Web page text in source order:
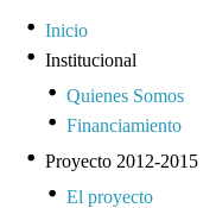
Inicio
Institucional
Quienes Somos
Financiamiento
Proyecto 2012-2015
El proyecto